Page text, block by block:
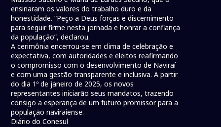
ensinaram os valores do trabalho duro e da
honestidade. “Peço a Deus forças e discernimento
para seguir firme nesta jornada e honrar a confiança
da população”, declarou.
A cerimônia encerrou-se em clima de celebração e
expectativa, com autoridades e eleitos reafirmando
o compromisso com o desenvolvimento de Naviraí
e com uma gestão transparente e inclusiva. A partir
do dia 1º de janeiro de 2025, os novos
representantes iniciarão seus mandatos, trazendo
consigo a esperança de um futuro promissor para a
população naviraiense.
Diário do Conesul